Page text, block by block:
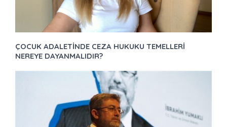
ÇOCUK ADALETİNDE CEZA HUKUKU TEMELLERİ
NEREYE DAYANMALIDIR?